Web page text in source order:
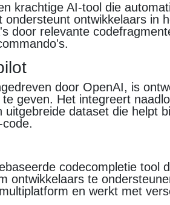
krachtige AI-tool die
ondersteunt ontwikkelaars in
door relevante
door OpenAI, is
geven. Het integreert
uitgebreide dataset die helpt
codecompletie tool
ontwikkelaars te
en werkt met